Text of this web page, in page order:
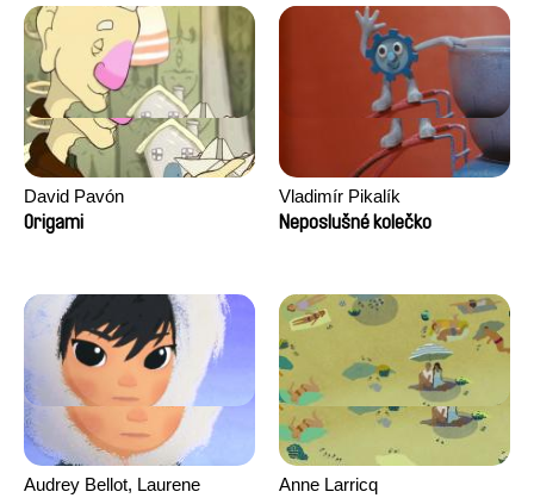
David Pavón
Origami
Vladimír Pikalík
Neposlušné kolečko
Audrey Bellot, Laurene
Anne Larricq